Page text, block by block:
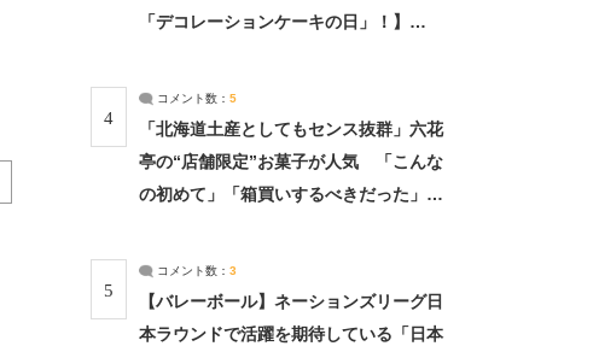
「デコレーションケーキの日」！】
4
コメント数： 5
「北海道土産としてもセンス抜群」六花
亭の“店舗限定”お菓子が人気 「こんな
の初めて」「箱買いするべきだった」
5
コメント数： 3
【バレーボール】ネーションズリーグ日
本ラウンドで活躍を期待している「日本